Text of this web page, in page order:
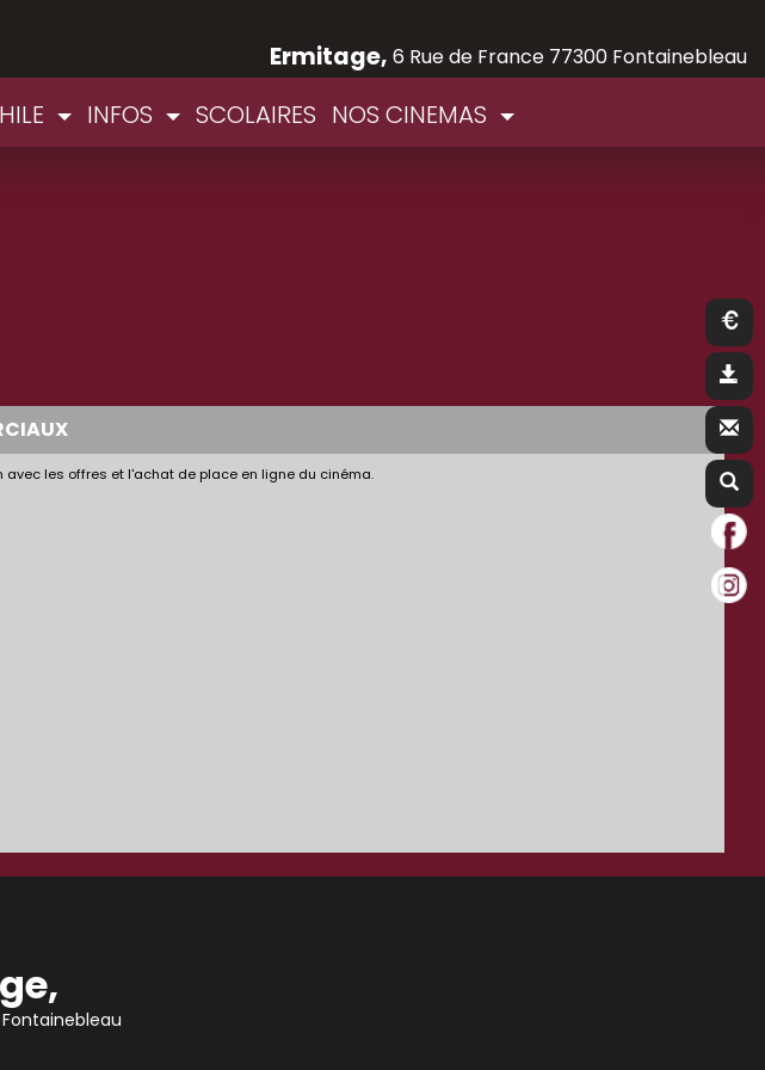
Ermitage, 6 Rue de France 77300 Fontainebleau
INFOS SCOLAIRES NOS CINEMAS
les offres et l'achat de place en ligne du cinéma.